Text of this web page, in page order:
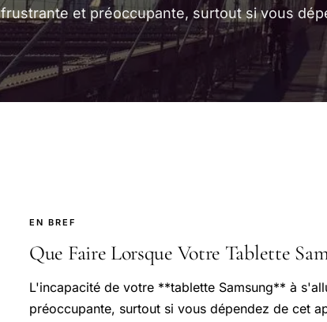
frustrante et préoccupante, surtout si vous
EN BREF
Que Faire Lorsque Votre Tablette
L'incapacité de votre **tablette Samsung** à
préoccupante, surtout si vous dépendez de cet